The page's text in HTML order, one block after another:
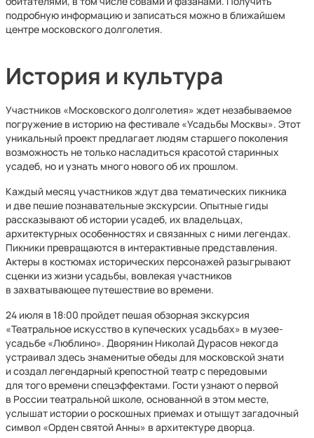
подробную информацию и записаться можно в ближайшем
центре московского долголетия.
История и культура
Участников «Московского долголетия» ждет незабываемое
погружение в историю на фестивале «Усадьбы Москвы». Этот
уникальный проект предлагает людям старшего поколения
возможность не только насладиться красотой старинных
усадеб, но и узнать много нового об их прошлом.
Каждый месяц участников ждут два тематических пикника
и две пешие познавательные экскурсии. Опытные гиды
рассказывают об истории усадеб, их владельцах,
архитектурных особенностях и связанных с ними легендах.
Пикники превращаются в интерактивные представления.
Актеры в костюмах исторических персонажей разыгрывают
сценки из жизни усадьбы, вовлекая участников
в захватывающее путешествие во времени.
24 июля в 18:00 пройдет пешая обзорная экскурсия
«Театральное искусство в купеческих усадьбах» в музее-
усадьбе «Люблино». Дворянин Николай Дурасов некогда
устраивал здесь знаменитые обеды для московской знати
и создал легендарный крепостной театр с передовыми
для того времени спецэффектами. Гости узнают о первой
в России театральной школе, основанной в этом месте,
услышат истории о роскошных приемах и отыщут загадочный
символ «Орден святой Анны» в архитектуре дворца.